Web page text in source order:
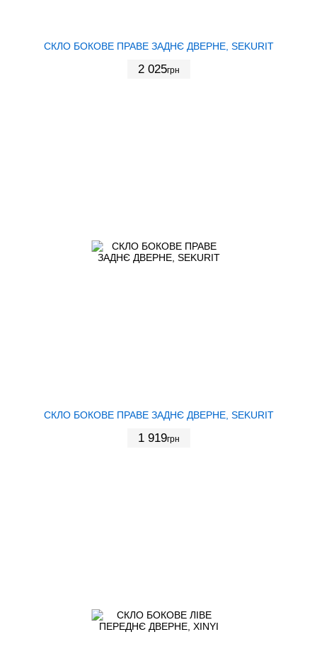
СКЛО БОКОВЕ ПРАВЕ ЗАДНЄ ДВЕРНЕ, SEKURIT
2 025грн
СКЛО БОКОВЕ ПРАВЕ ЗАДНЄ ДВЕРНЕ, SEKURIT
1 919грн